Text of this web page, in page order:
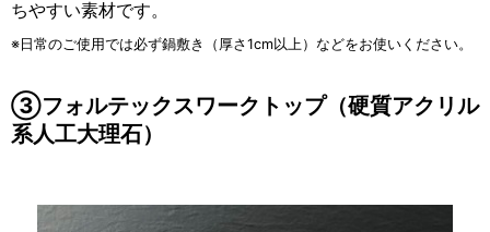
ちやすい素材です。
※日常のご使用では必ず鍋敷き（厚さ1cm以上）などをお使いください。
③フォルテックスワークトップ（硬質アクリル
系人工大理石）